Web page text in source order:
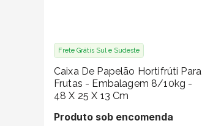
Frete Grátis Sul e Sudeste
Caixa De Papelão Hortifrúti Para
Frutas - Embalagem 8/10kg -
48 X 25 X 13 Cm
Produto sob encomenda